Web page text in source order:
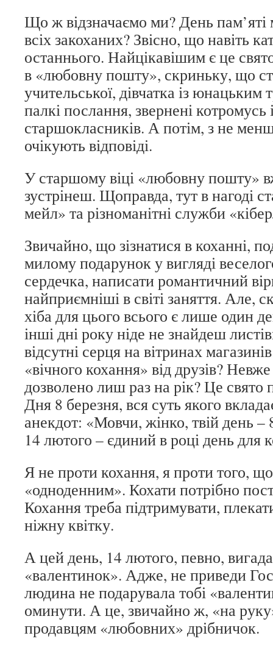
Що ж відзначаємо ми? День пам’яті
всіх закоханих? Звісно, що навіть
останнього. Найцікавішим є це
в «любовну пошту», скриньку, що
учительської, дівчатка із
палкі послання, звернені
старшокласників. А потім, з не
очікують відповіді.
У старшому віці «любовну пошту»
зустрінеш. Щоправда, тут в нагоді
мейл» та різноманітні служби
Звичайно, що зізнатися в коханні,
милому подарунок у вигляді
сердечка, написати романтичний
найприємніші в світі заняття. Але,
хіба для цього всього є лише один
інші дні року ніде не знайдеш
відсутні серця на вітринах
«вічного кохання» від друзів?
дозволено лиш раз на рік? Це свято
Дня 8 березня, вся суть якого
анекдот: «Мовчи, жінко, твій день –
14 лютого – єдиний в році день для
Я не проти кохання, я проти того,
«одноденним». Кохати потрібно
Кохання треба підтримувати,
ніжну квітку.
А цей день, 14 лютого, певно,
«валентинок». Адже, не приведи
людина не подарувала тобі
оминути. А це, звичайно ж, «на
продавцям «любовних» дрібничок.